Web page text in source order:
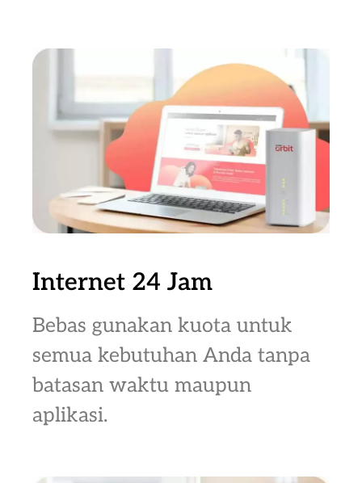
Internet 24 Jam
Bebas gunakan kuota untuk
semua kebutuhan Anda tanpa
batasan waktu maupun
aplikasi.